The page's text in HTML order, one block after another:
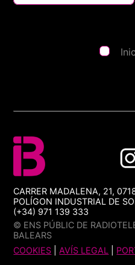
CARRER MADALENA, 21,
POLÍGON INDUSTRIAL DE
(+34) 971 139 333
© ENS PÚBLIC DE
BALEARS
COOKIES |AVÍS LEGAL